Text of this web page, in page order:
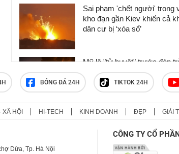
Sai phạm 'chết người' trong
kho đạn gần Kiev khiến cả
dân cư bị ‘xóa sổ’
Mỹ lộ "tử huyệt" trước đòn
khốc liệt của Iran, ông
cơn thịnh nộ
Nga dội "vũ khí hủy diệt" kỷ
nghệ biến bom hết đát thành
thủ" không thể cản phá
BÓNG ĐÁ 24H TIKTOK 24H
XÃ HỘI HI-TECH KINH DOANH ĐẸP GIẢI
Dừa, Tp. Hà Nội
CÔNG TY CỔ